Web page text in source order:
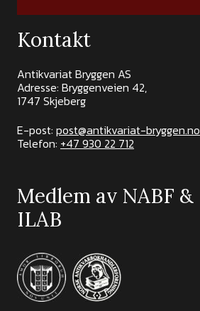
Kontakt
Antikvariat Bryggen AS
Adresse: Bryggenveien 42,
1747 Skjeberg
E-post: post@antikvariat-bryggen.no
Telefon: +47 930 22 712
Medlem av NABF &
ILAB